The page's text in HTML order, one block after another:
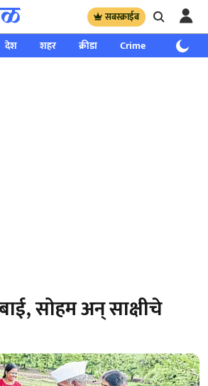
सबस्क्राईब
देश शहर क्रीडा Crime साप्ताहिक
सोहम अन् साक्षीचे